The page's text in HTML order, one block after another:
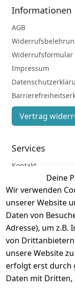
Deine
Wir verwenden
unserer Website
Daten von
Adresse), um z.B.
von
unsere Website
erfolgt erst durch
Daten mit Dritten,
Informationen
AGB
Widerrufsformular
Impressum
Vertrag
Services
Kontakt
Registrieren
Zahlung und